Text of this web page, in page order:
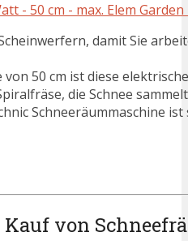
- 50 cm - max. Elem
damit Sie
50 cm ist diese
die Schnee
Schneeräummaschine
von